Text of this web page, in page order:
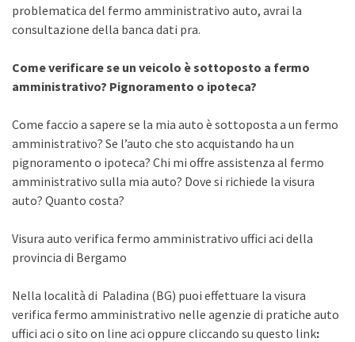
problematica del fermo amministrativo auto, avrai la
consultazione della banca dati pra.
Come verificare se un veicolo è sottoposto a fermo
amministrativo? Pignoramento o ipoteca?
Come faccio a sapere se la mia auto è sottoposta a un fermo
amministrativo? Se l’auto che sto acquistando ha un
pignoramento o ipoteca? Chi mi offre assistenza al fermo
amministrativo sulla mia auto? Dove si richiede la visura
auto? Quanto costa?
Visura auto verifica fermo amministrativo uffici aci della
provincia di Bergamo
Nella località di Paladina (BG) puoi effettuare la visura
verifica fermo amministrativo nelle agenzie di pratiche auto
uffici aci o sito on line aci oppure cliccando su questo link: